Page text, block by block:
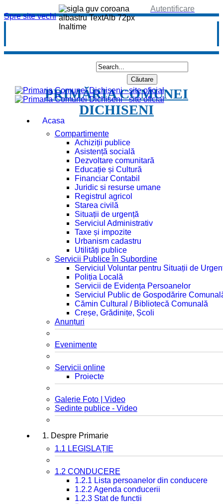
Spre site vechi
Autentificare
PRIMĂRIA COMUNEI
DICHISENI
Acasa
Compartimente
Achiziții publice
Asistență socială
Dezvoltare comunitară
Educație și Cultură
Financiar Contabil
Juridic si resurse umane
Registrul agricol
Starea civilă
Situații de urgență
Serviciul Administrativ
Taxe și impozite
Urbanism cadastru
Utilități publice
Servicii Publice în Subordine
Serviciul Voluntar pentru Situații de
Poliția Locală
Servicii de Evidența Persoanelor
Serviciul Public de Gospodărire
Cămin Cultural / Bibliotecă Comunală
Creșe, Grădinițe, Școli
Anunțuri
Evenimente
Servicii online
Proiecte
Galerie Foto | Video
Sedinte publice - Video
1. Despre Primarie
1.1 LEGISLAȚIE
1.2 CONDUCERE
1.2.1 Lista persoanelor din conducere
1.2.2 Agenda conducerii
1.2.3 Stat de functii